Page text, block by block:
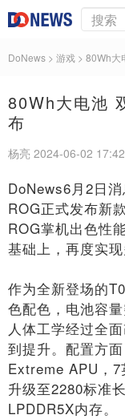
DoNews > 游戏 > 80Wh大
80Wh大电池
布
杨亮 2024-06-02
DoNews6月2日
ROG正式发布新
ROG掌机出色性
基础上，再度实现
作为全新登场的
色配色，电池容
人体工学经过全
到提升。配置方
Extreme APU，7
升级至2280标准
LPDDR5X内存。